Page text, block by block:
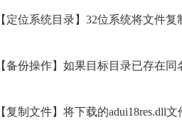
【定位系统目录】32位系统将文件复
【备份操作】如果目标目录已存在
【复制文件】将下载的adui18res.dll